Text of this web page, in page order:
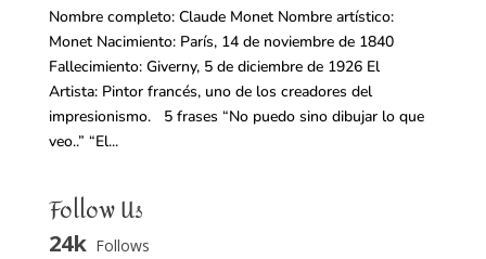
Nombre completo: Claude Monet Nombre artístico:
Monet Nacimiento: París, 14 de noviembre de 1840
Fallecimiento: Giverny, 5 de diciembre de 1926 El
Artista: Pintor francés, uno de los creadores del
impresionismo. 5 frases “No puedo sino dibujar lo que
veo..” “El...
Follow Us
24k Follows